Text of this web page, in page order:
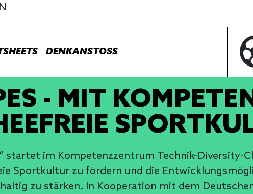
DENKANSTOSS
- MIT
startet im Kompetenzzentrum Technik-Diversity-
Sportkultur zu fördern und die
zu stärken. In Kooperation mit dem